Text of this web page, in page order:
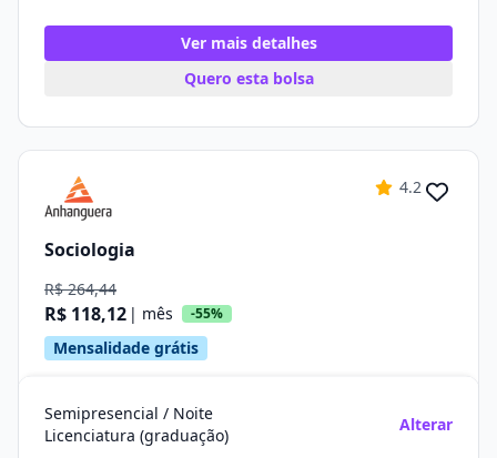
Ver mais detalhes
Quero esta bolsa
4.2
Sociologia
R$ 264,44
R$ 118,12 | mês -55%
Mensalidade grátis
Semipresencial / Noite
Licenciatura (graduação)
Alterar